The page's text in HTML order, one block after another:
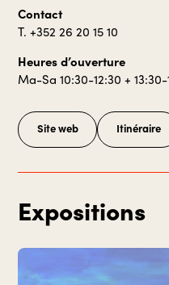
Contact
T. +352 26 20 15 10
Heures d’ouverture
Ma-Sa 10:30-12:30 +
Site web Itinéraire
Expositions